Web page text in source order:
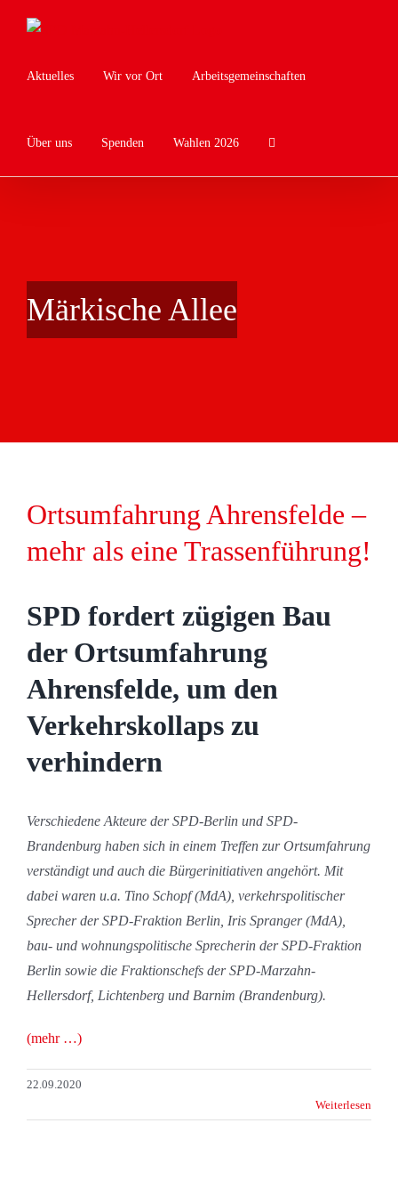
Inhalt
Aktuelles Wir vor Ort Arbeitsgemeinschaften
Über uns Spenden Wahlen 2026
Märkische Allee
Ortsumfahrung Ahrensfelde –
mehr als eine Trassenführung!
SPD fordert zügigen Bau
der Ortsumfahrung
Ahrensfelde, um den
Verkehrskollaps zu
verhindern
Verschiedene Akteure der SPD-Berlin und SPD-
Brandenburg haben sich in einem Treffen zur Ortsumfahrung
verständigt und auch die Bürgerinitiativen angehört. Mit
dabei waren u.a. Tino Schopf (MdA), verkehrspolitischer
Sprecher der SPD-Fraktion Berlin, Iris Spranger (MdA),
bau- und wohnungspolitische Sprecherin der SPD-Fraktion
Berlin sowie die Fraktionschefs der SPD-Marzahn-
Hellersdorf, Lichtenberg und Barnim (Brandenburg).
(mehr …)
22.09.2020
Weiterlesen